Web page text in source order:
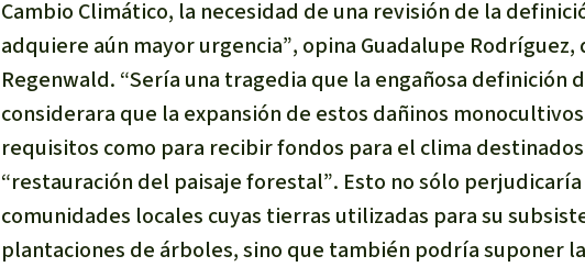
Cambio Climático, la necesidad de una revisión de la
adquiere aún mayor urgencia”, opina Guadalupe
Regenwald. “Sería una tragedia que la engañosa definición
considerara que la expansión de estos dañinos
requisitos como para recibir fondos para el clima
“restauración del paisaje forestal”. Esto no sólo
comunidades locales cuyas tierras utilizadas para su
plantaciones de árboles, sino que también podría suponer